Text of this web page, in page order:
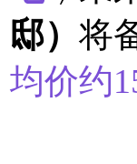
邸） 将
均价约